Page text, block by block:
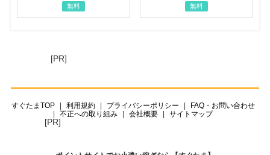
無料 無料
[PR]
すぐたまTOP 利用規約 プライバシーポリシー
FAQ・お問い合わせ
不正への取り組み
会社概要 サイトマップ
[PR]